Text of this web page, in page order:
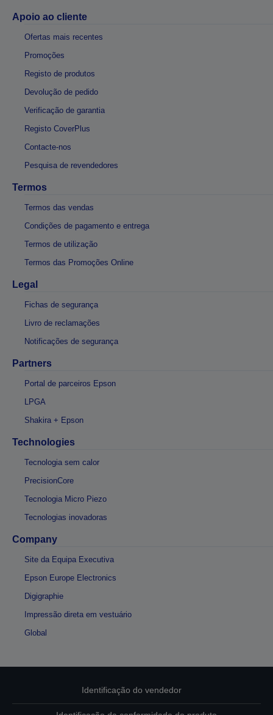
Apoio ao cliente
Ofertas mais recentes
Promoções
Registo de produtos
Devolução de pedido
Verificação de garantia
Registo CoverPlus
Contacte-nos
Pesquisa de revendedores
Termos
Termos das vendas
Condições de pagamento e entrega
Termos de utilização
Termos das Promoções Online
Legal
Fichas de segurança
Livro de reclamações
Notificações de segurança
Partners
Portal de parceiros Epson
LPGA
Shakira + Epson
Technologies
Tecnologia sem calor
PrecisionCore
Tecnologia Micro Piezo
Tecnologias inovadoras
Company
Site da Equipa Executiva
Epson Europe Electronics
Digigraphie
Impressão direta em vestuário
Global
Identificação do vendedor